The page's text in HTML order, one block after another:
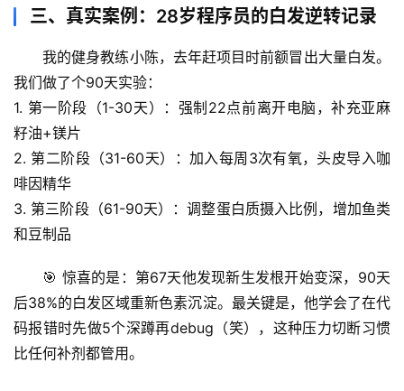
人
秘
历
史
档
案
宇
文
生
三、真实案例：28岁程序员的白发逆转记录
我的健身教练小陈，去年赶项目时前额冒出大量白发。
我们做了个90天实验：
1. 第一阶段（1-30天）
：强制22点前离开电脑，补充亚麻
籽油+镁片
2. 第二阶段（31-60天）
：加入每周3次有氧，头皮导入咖
啡因精华
3. 第三阶段（61-90天）
：调整蛋白质摄入比例，增加鱼类
和豆制品
🎯 惊喜的是 ：第67天他发现新生发根开始变深，90天
后38%的白发区域重新色素沉淀。最关键是，他学会了在代
码报错时先做5个深蹲再debug（笑），这种压力切断习惯
比任何补剂都管用。